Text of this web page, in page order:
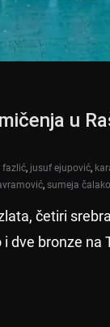
u
fazlić, jusuf ejupović,
, sumeja
četiri
dve bronze na